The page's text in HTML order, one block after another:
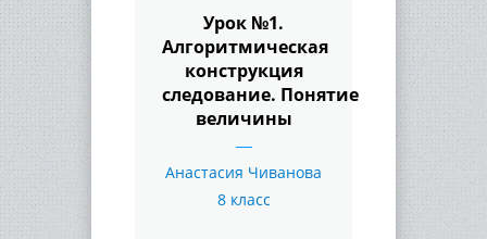
Урок №1.
Алгоритмическая
конструкция
следование. Понятие
величины
Анастасия Чиванова
8 класс